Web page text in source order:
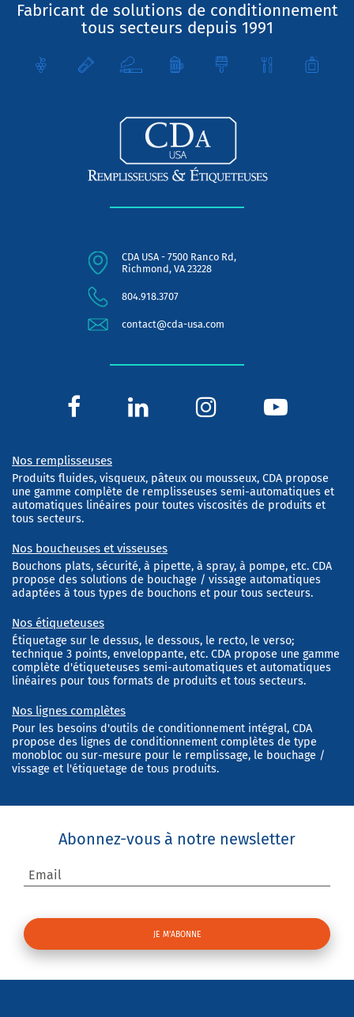
Fabricant de solutions de conditionnement
tous secteurs depuis 1991
CDA USA - 7500 Ranco Rd,
Richmond, VA 23228
804.918.3707
contact@cda-usa.com
Nos remplisseuses
Produits fluides, visqueux, pâteux ou mousseux, CDA propose
une gamme complète de remplisseuses semi-automatiques et
automatiques linéaires pour toutes viscosités de produits et
tous secteurs.
Nos boucheuses et visseuses
Bouchons plats, sécurité, à pipette, à spray, à pompe, etc. CDA
propose des solutions de bouchage / vissage automatiques
adaptées à tous types de bouchons et pour tous secteurs.
Nos étiqueteuses
Étiquetage sur le dessus, le dessous, le recto, le verso;
technique 3 points, enveloppante, etc. CDA propose une gamme
complète d'étiqueteuses semi-automatiques et automatiques
linéaires pour tous formats de produits et tous secteurs.
Nos lignes complètes
Pour les besoins d'outils de conditionnement intégral, CDA
propose des lignes de conditionnement complètes de type
monobloc ou sur-mesure pour le remplissage, le bouchage /
vissage et l'étiquetage de tous produits.
Abonnez-vous à notre newsletter
Email